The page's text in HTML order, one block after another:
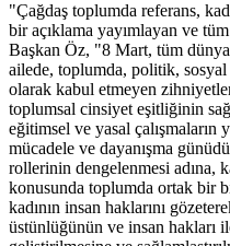
"Çağdaş toplumda referans,
bir açıklama yayımlayan ve
Başkan Öz, "8 Mart, tüm
ailede, toplumda, politik,
olarak kabul etmeyen
toplumsal cinsiyet eşitliğinin
eğitimsel ve yasal çalışmaların
mücadele ve dayanışma
rollerinin dengelenmesi adına,
konusunda toplumda ortak bir
kadının insan haklarını
üstünlüğünün ve insan hakları